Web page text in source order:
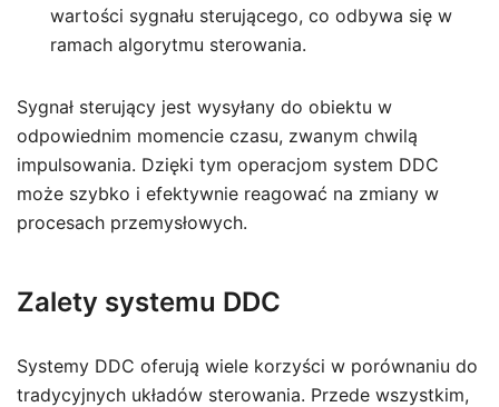
wartości sygnału sterującego, co odbywa się w
ramach algorytmu sterowania.
Sygnał sterujący jest wysyłany do obiektu w
odpowiednim momencie czasu, zwanym chwilą
impulsowania. Dzięki tym operacjom system DDC
może szybko i efektywnie reagować na zmiany w
procesach przemysłowych.
Zalety systemu DDC
Systemy DDC oferują wiele korzyści w porównaniu do
tradycyjnych układów sterowania. Przede wszystkim,